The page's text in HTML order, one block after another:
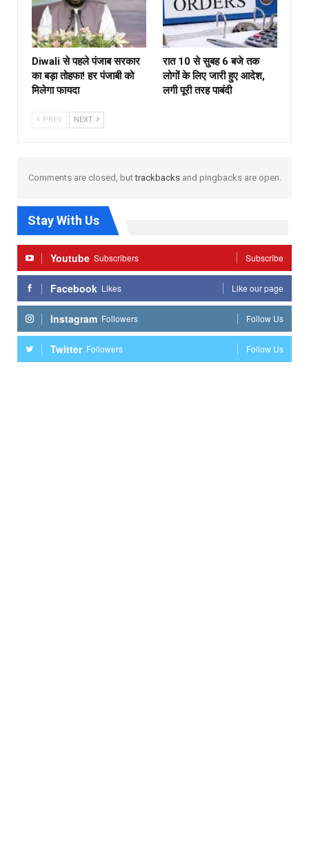
Diwali से पहले पंजाब सरकार
का बड़ा तोहफा! हर पंजाबी को
मिलेगा फायदा
रात 10 से सुबह 6 बजे तक
लोगों के लिए जारी हुए आदेश,
लगी पूरी तरह पाबंदी
PREV NEXT
Comments are closed, buttrackbacksand pingbacks are open.
Stay With Us
Youtube Subscribers Subscribe
Facebook Likes Like our page
Instagram Followers Follow Us
Twitter Followers Follow Us